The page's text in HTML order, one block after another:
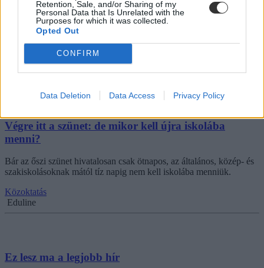
Retention, Sale, and/or Sharing of my
Personal Data that Is Unrelated with the
Purposes for which it was collected.
Opted Out
CONFIRM
Data Deletion Data Access Privacy Policy
Lassan vége az első félévnek az általános és középiskolákban.
Megnéztük, milyen dátumokat érdemes megjegyezni a következő
Közoktatás
Eduline
Végre itt a szünet: de mikor kell újra iskolába
menni?
Bár az őszi szünet hivatalosan csak ötnapos, az általános, közép- és
szakiskolásoknak mától tíz napig nem kell iskolába menniük.
Közoktatás
Eduline
Ez lesz ma a legjobb hír